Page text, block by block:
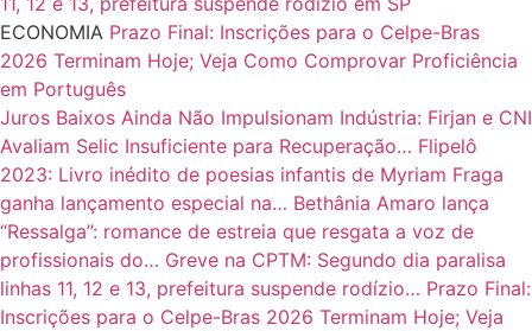
ECONOMIA Prazo Final: Inscrições para o Celpe-Bras
2026 Terminam Hoje; Veja Como Comprovar Proficiência
em Português
Juros Baixos Ainda Não Impulsionam Indústria: Firjan e CNI
Avaliam Selic Insuficiente para Recuperação… Flipelô
2023: Livro inédito de poesias infantis de Myriam Fraga
ganha lançamento especial na… Bethânia Amaro lança
“Ressalga”: romance de estreia que resgata a voz de
profissionais do… Greve na CPTM: Segundo dia paralisa
linhas 11, 12 e 13, prefeitura suspende rodízio… Prazo Final:
Inscrições para o Celpe-Bras 2026 Terminam Hoje; Veja